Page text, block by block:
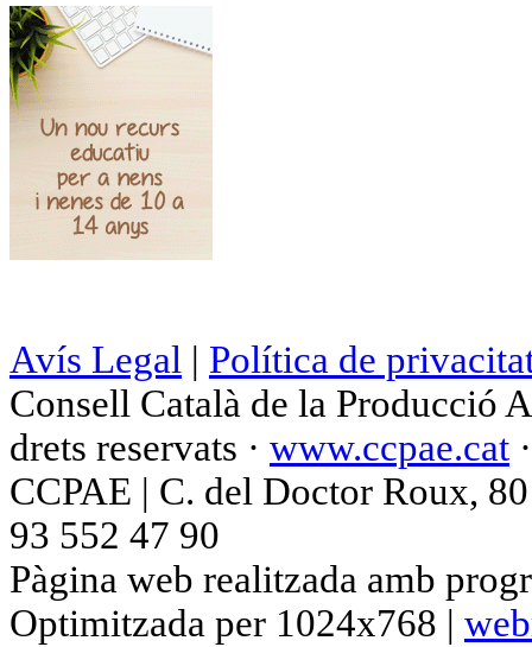
Avís Legal | Política de
Consell Català de la Producció
drets reservats · www.ccpae.cat
CCPAE | C. del Doctor Roux,
93 552 47 90
Pàgina web realitzada amb
Optimitzada per 1024x768 |